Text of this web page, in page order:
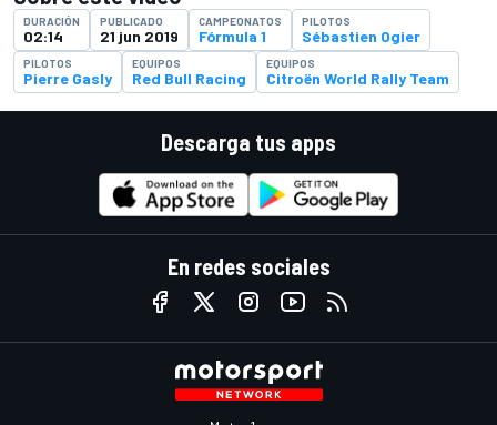
DURACIÓN
02:14
PUBLICADO
21 jun 2019
CAMPEONATOS
Fórmula 1
PILOTOS
Sébastien Ogier
PILOTOS
Pierre Gasly
EQUIPOS
Red Bull Racing
EQUIPOS
Citroën World Rally Team
Descarga tus apps
En redes sociales